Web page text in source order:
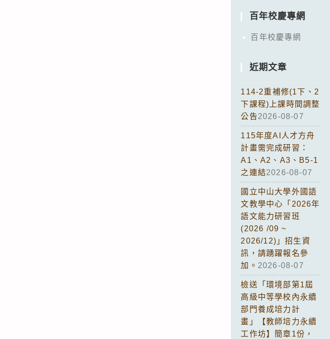
百年校慶專網
百年校慶專網
近期文章
114-2重補修(1下、2
下課程)上課時間調整
公告2026-08-07
115年度AI人才方舟
計畫需完成研習：
A1、A2、A3、B5-1
之連結2026-08-07
國立中山大學外國語
文教學中心「2026年
語文能力研習班
(2026 /09 ~
2026/12)」招生資
訊，請踴躍報名參
加。 2026-08-07
檢送「環境部第1屆
高級中等學校內永續
部門養成培力計
畫」【教師培力永續
工作坊】簡章1份，